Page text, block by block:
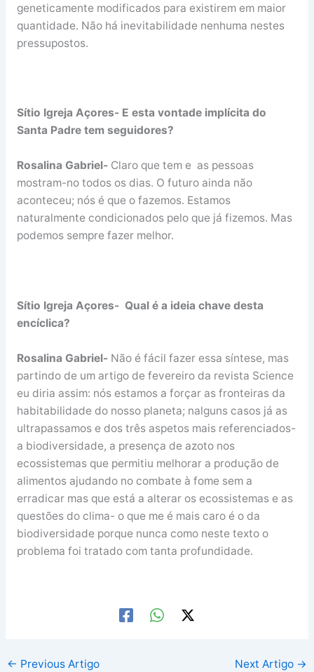
geneticamente modificados para existirem em maior
quantidade. Não há inevitabilidade nenhuma nestes
pressupostos.
Sítio Igreja Açores- E esta vontade implícita do
Santa Padre tem seguidores?
Rosalina Gabriel-Claro que tem e as pessoas
mostram-no todos os dias. O futuro ainda não
aconteceu; nós é que o fazemos. Estamos
naturalmente condicionados pelo que já fizemos. Mas
podemos sempre fazer melhor.
Sítio Igreja Açores- Qual é a ideia chave desta
encíclica?
Rosalina Gabriel-Não é fácil fazer essa síntese, mas
partindo de um artigo de fevereiro da revista Science
eu diria assim: nós estamos a forçar as fronteiras da
habitabilidade do nosso planeta; nalguns casos já as
ultrapassamos e dos três aspetos mais referenciados-
a biodiversidade, a presença de azoto nos
ecossistemas que permitiu melhorar a produção de
alimentos ajudando no combate à fome sem a
erradicar mas que está a alterar os ecossistemas e as
questões do clima- o que me é mais caro é o da
biodiversidade porque nunca como neste texto o
problema foi tratado com tanta profundidade.
← Previous Artigo Next Artigo →